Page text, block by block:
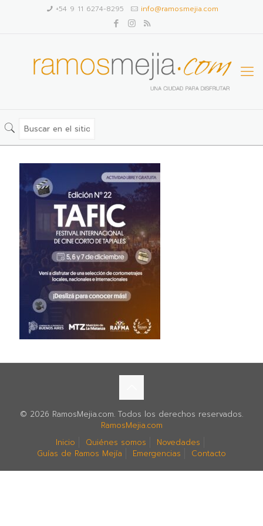
+54 9 11 6274-8295 info@ramosmejia.com
© 2026 RamosMejia.com. Todos los derechos reservados.
RamosMejia.com
Inicio
Quiénes somos
Novedades
Guías de Ramos Mejía
Emergencias Contacto